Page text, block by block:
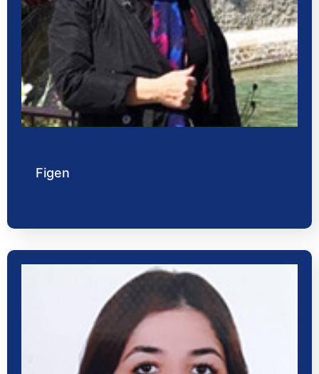
Figen